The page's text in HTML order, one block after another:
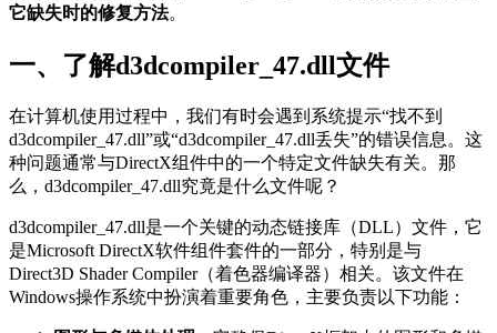
它缺失时的修复方法。
一、了解d3dcompiler_47.dll文件
在计算机使用过程中，我们有时会遇到系统提示“找不到
d3dcompiler_47.dll”或“d3dcompiler_47.dll丢失”的错误信息。这
种问题通常与DirectX组件中的一个特定文件缺失有关。那
么，d3dcompiler_47.dll究竟是什么文件呢？
d3dcompiler_47.dll是一个关键的动态链接库（DLL）文件，它
是Microsoft DirectX软件组件套件的一部分，特别是与
Direct3D Shader Compiler（着色器编译器）相关。该文件在
Windows操作系统中扮演着重要角色，主要负责以下功能：